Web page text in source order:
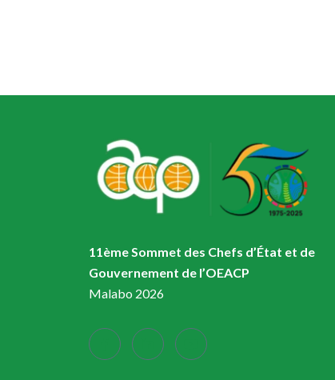
11ème Sommet des Chefs d’État et de
Gouvernement de l’OEACP
Malabo 2026